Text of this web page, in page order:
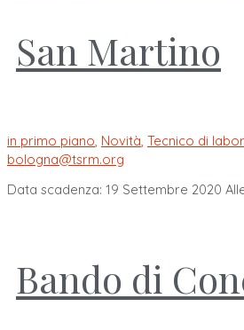
San Martino
in primo piano Novità Tecnico di
bologna@tsrm.org
Data scadenza: 19 Settembre 2020
Bando di